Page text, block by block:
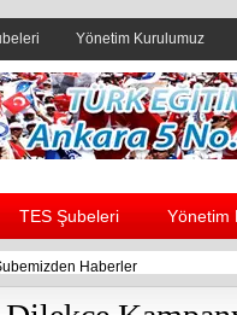
Yönetim Kurulumuz
Header yanı reklam alanı
TES Şubeleri Yönetim
Haberler